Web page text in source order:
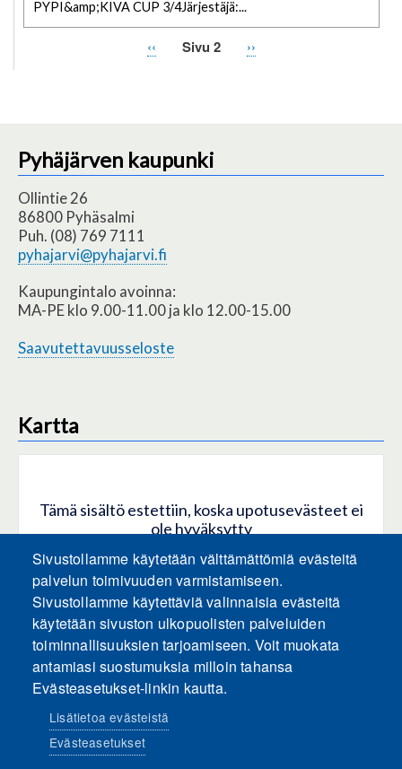
PYPI&amp;KIVA CUP 3/4Järjestäjä:...
Edellinen
‹‹ Sivu 2
Seuraava
››
Pyhäjärven kaupunki
Ollintie 26
86800 Pyhäsalmi
Puh. (08) 769 7111
pyhajarvi@pyhajarvi.fi
Kaupungintalo avoinna:
MA-PE klo 9.00-11.00 ja klo 12.00-15.00
Saavutettavuusseloste
Kartta
Tämä sisältö estettiin, koska upotusevästeet ei
ole hyväksytty
HYVÄKSY KAIKKI EVÄSTEET
Hyväksy vain upotusevästeet
Sosiaalinen media
Sivustollamme käytetään välttämättömiä evästeitä
palvelun toimivuuden varmistamiseen.
Sivustollamme käytettäviä valinnaisia evästeitä
käytetään sivuston ulkopuolisten palveluiden
toiminnallisuuksien tarjoamiseen. Voit muokata
antamiasi suostumuksia milloin tahansa
Evästeasetukset-linkin kautta.
Lisätietoa evästeistä
Evästeasetukset